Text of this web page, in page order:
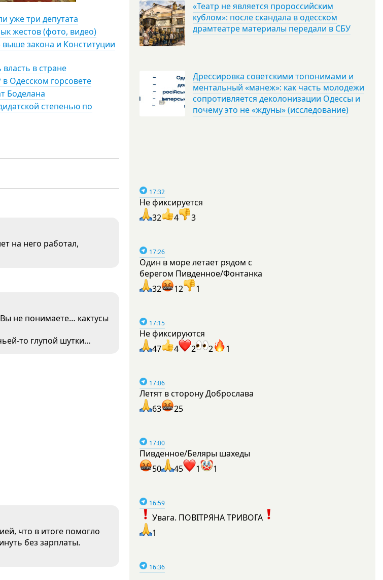
уже три депутата
жестов (фото, видео)
закона и Конституции
в стране
Одесском горсовете
Боделана
степенью по
на него работал,
не понимаете… кактусы
то глупой шутки…
что в итоге помогло
без зарплаты.
«Театр не является пророссийским
кублом»: после скандала в одесском
драмтеатре материалы передали в СБУ
Дрессировка советскими топонимами и
ментальный «манеж»: как часть молодежи
сопротивляется деколонизации Одессы и
почему это не «ждуны» (исследование)
17:32
Не фиксируется
32
4 3
17:26
Один в море летает рядом с
берегом Пивденное/Фонтанка
32
12 1
17:15
Не фиксируются
47
4 2 2 1
17:06
Летят в сторону Доброслава
63
25
17:00
Пивденное/Беляры шахеды
50
45 1 1
16:59
Увага. ПОВІТРЯНА ТРИВОГА
1
16:36